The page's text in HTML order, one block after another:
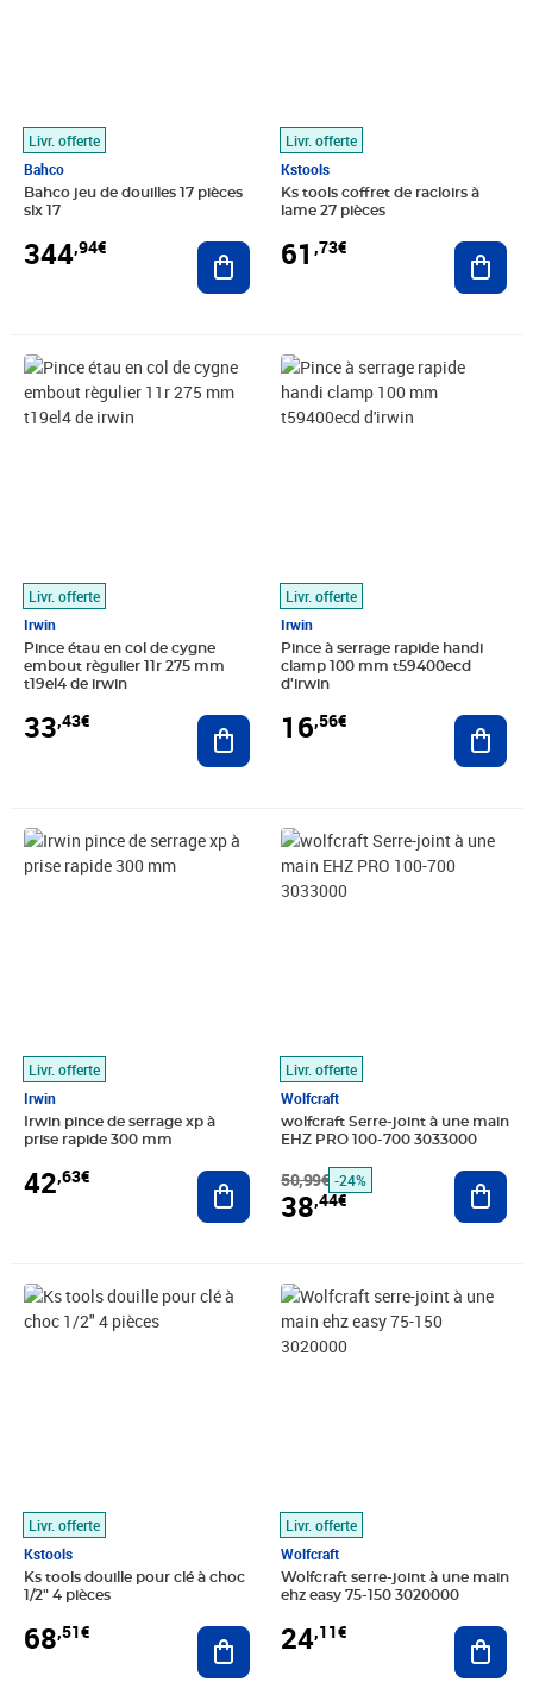
Livr. offerte
Bahco
Bahco jeu de douilles 17 pièces
slx 17
344,94€ Ajouter au panier
Livr. offerte
Kstools
Ks tools coffret de racloirs à
lame 27 pièces
61 ,73€
Livr. offerte
Irwin
Pince étau en col de cygne
embout règulier 11r 275 mm
t19el4 de irwin
33,43€
Prix 33,43€
Ajouter au panier
Livr. offerte
Irwin
Pince à serrage rapide handi
clamp 100 mm t59400ecd
d'irwin
16,56€
Prix 16,56€
Livr. offerte
Irwin
Irwin pince de serrage xp à
prise rapide 300 mm
42,63€
Prix 42,63€
Ajouter au panier
Livr. offerte
Wolfcraft
wolfcraft Serre-joint à une main
EHZ PRO 100-700 3033000
50,99€
Prix barré 50,99€
-24%
38,44€
Prix 38,44€
Livr. offerte
Kstools
Ks tools douille pour clé à choc
1/2" 4 pièces
68,51€
Prix 68,51€
Ajouter au panier
Livr. offerte
Wolfcraft
Wolfcraft serre-joint à une main
ehz easy 75-150 3020000
24,11€
Prix 24,11€